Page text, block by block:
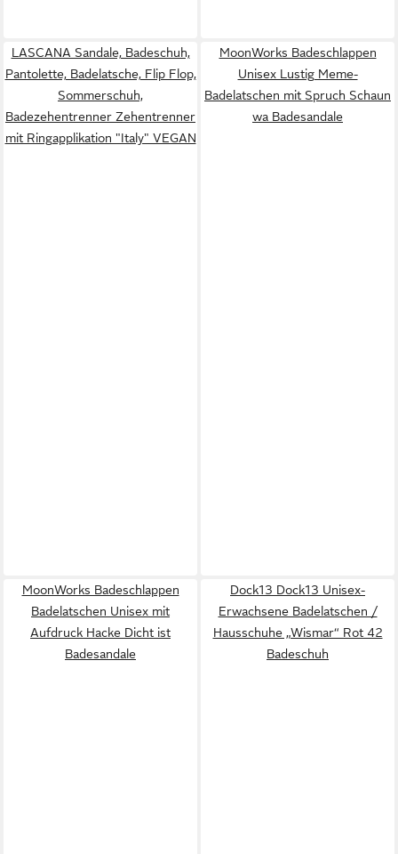
LASCANA Sandale, Badeschuh,
Pantolette, Badelatsche, Flip Flop,
Sommerschuh,
Badezehentrenner Zehentrenner
mit Ringapplikation "Italy" VEGAN
MoonWorks Badeschlappen
Unisex Lustig Meme-
Badelatschen mit Spruch Schaun
wa Badesandale
MoonWorks Badeschlappen
Badelatschen Unisex mit
Aufdruck Hacke Dicht ist
Badesandale
Dock13 Dock13 Unisex-
Erwachsene Badelatschen /
Hausschuhe „Wismar“ Rot 42
Badeschuh